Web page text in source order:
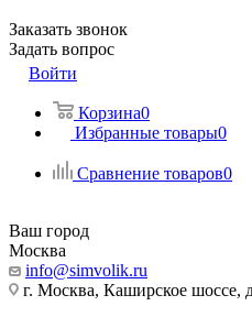
Заказать звонок
Задать вопрос
Войти
Корзина0
Избранные товары0
Сравнение товаров0
Ваш город
Москва
info@simvolik.ru
г. Москва, Каширское шоссе,